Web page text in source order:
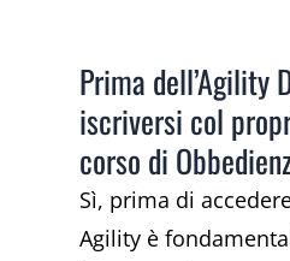
Prima dell’Agility
iscriversi col
corso di
Sì, prima di
Agility è